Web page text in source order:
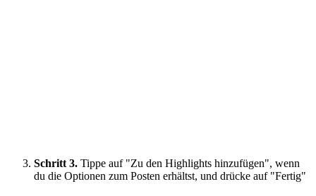
Schritt 3. Tippe auf "Zu den Highlights hinzufügen", wenn
du die Optionen zum Posten erhältst, und drücke auf "Fertig"